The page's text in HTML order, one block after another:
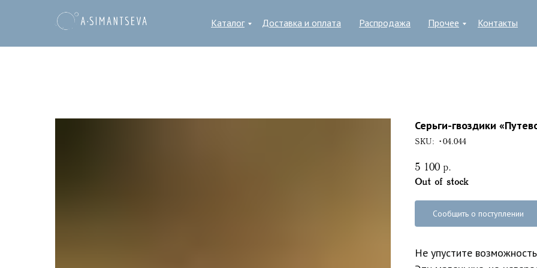
Каталог Контакты
Доставка и оплата Прочее
Распродажа
Серьги-гвоздики
SKU: •04.044
5 100 р.
Out of stock
Сообщить о поступлении
Не упустите